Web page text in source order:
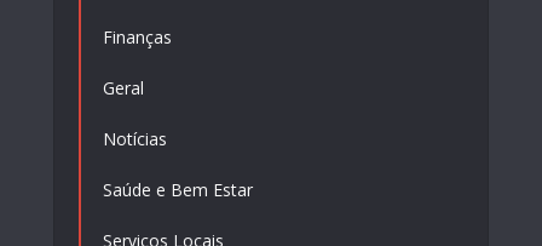
Finanças
Geral
Notícias
Saúde e Bem Estar
Serviços Locais